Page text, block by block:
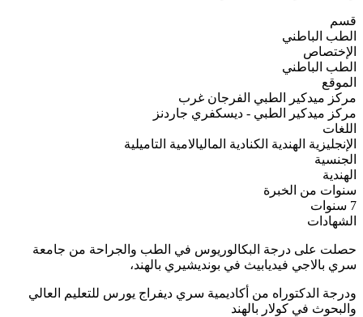
قسم
الطب الباطني
الإختصاص
الطب الباطني
الموقع
مركز ميدكير الطبي الفرجان غرب
مركز ميدكير الطبي - ديسكفري جاردنز
اللغات
الإنجليزية الهندية الكنادية الماليالامية التاميلية
الجنسية
الهندية
سنوات من الخبرة
7 سنوات
الشهادات
حصلت على درجة البكالوريوس في الطب والجراحة من جامعة
سري بالاجي فيديابيث في بونديشيري بالهند،
ودرجة الدكتوراه من أكاديمية سري ديفراج يورس للتعليم العالي
والبحوث في كولار بالهند